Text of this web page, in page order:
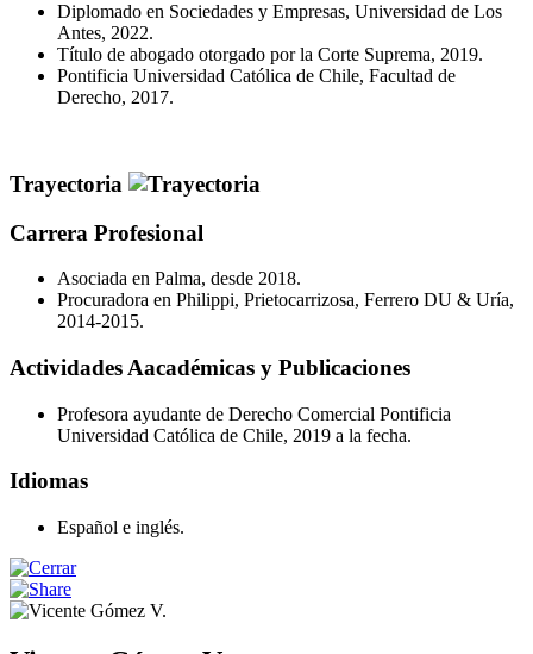
Diplomado en Sociedades y Empresas, Universidad de Los
Antes, 2022.
Título de abogado otorgado por la Corte Suprema, 2019.
Pontificia Universidad Católica de Chile, Facultad de
Derecho, 2017.
Trayectoria
Carrera Profesional
Asociada en Palma, desde 2018.
Procuradora en Philippi, Prietocarrizosa, Ferrero DU & Uría,
2014-2015.
Actividades Aacadémicas y Publicaciones
Profesora ayudante de Derecho Comercial Pontificia
Universidad Católica de Chile, 2019 a la fecha.
Idiomas
Español e inglés.